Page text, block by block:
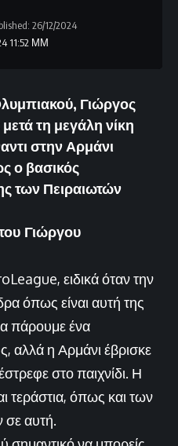
11:52 ΜΜ
26/12/2024
Γιώργος
τη μεγάλη νίκη
στην Αρμάνι
ο βασικός
των Πειραιωτών
Γιώργου
ειδικά όταν την
όπως είναι αυτή της
πάρουμε ένα
αλλά η Αρμάνι έβρισκε
στο παιχνίδι. Η
τεράστια, όπως και των
αυτή.